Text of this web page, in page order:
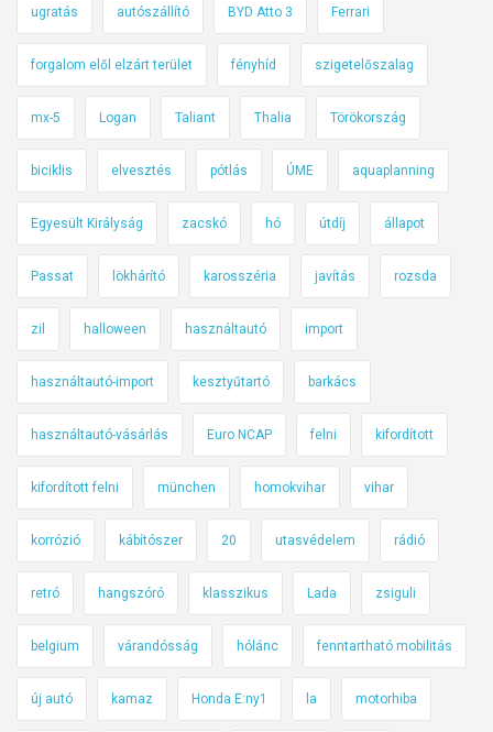
ugratás autószállító BYD Atto 3 Ferrari
forgalom elől elzárt terület fényhíd szigetelőszalag
mx-5 Logan Taliant Thalia Törökország
biciklis elvesztés pótlás ÚME aquaplanning
Egyesült Királyság zacskó hó útdíj állapot
Passat lökhárító karosszéria javítás rozsda
zil halloween használtautó import
használtautó-import kesztyűtartó barkács
használtautó-vásárlás Euro NCAP felni kifordított
kifordított felni münchen homokvihar vihar
korrózió kábítószer 20 utasvédelem rádió
retró hangszóró klasszikus Lada zsiguli
belgium várandósság hólánc fenntartható mobilitás
új autó kamaz Honda E:ny1 la motorhiba